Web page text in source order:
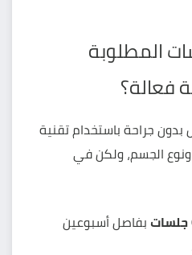
المطلوبة
فعالة؟
جراحة باستخدامتقنية
الجسم، ولكن في
بفاصل أسبوعين